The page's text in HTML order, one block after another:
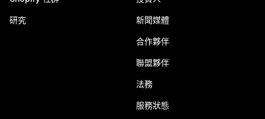
研究 新聞媒體
合作夥伴
聯盟夥伴
法務
服務狀態